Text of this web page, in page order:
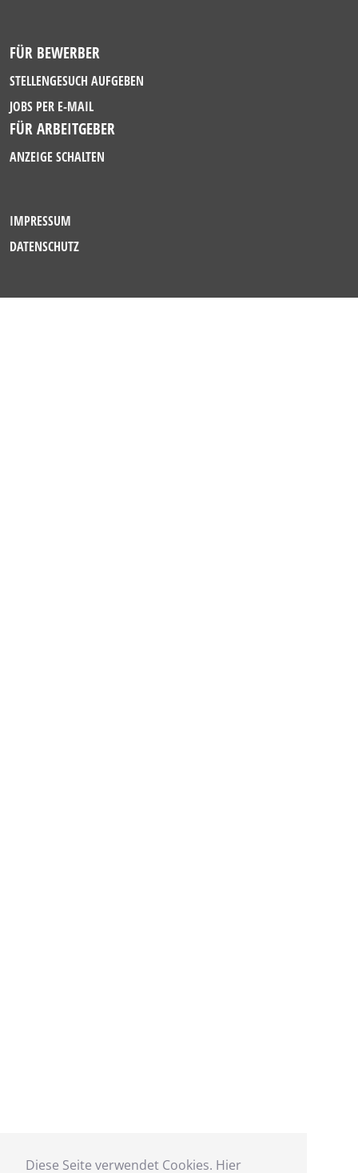
Diese Seite verwendet Cookies. Hier
FÜR BEWERBER
STELLENGESUCH AUFGEBEN
JOBS PER E-MAIL
FÜR ARBEITGEBER
ANZEIGE SCHALTEN
IMPRESSUM
DATENSCHUTZ